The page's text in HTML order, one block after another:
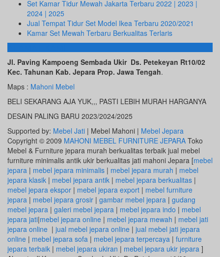
Set Kamar Tidur Mewah Jakarta Terbaru 2022 | 2023 |
2024 | 2025
Jual Tempat Tidur Set Model Ikea Terbaru 2020/2021
Kamar Set Mewah Terbaru Berkualitas Terlaris
ALAMAT KAMI
Jl. Paving Kampoeng Sembada Ukir Ds. Petekeyan Rt10/02
Kec. Tahunan Kab. Jepara Prop. Jawa Tengah.
Maps : Mahoni Mebel
BELI SEKARANG AJA YUK,,, PASTI LEBIH MURAH HARGANYA
DESAIN PALING BARU 2023/2024/2025
Supported by: Mebel Jati | Mebel Mahoni | Mebel Jepara
Copyright © 2009 MAHONI MEBEL FURNITURE JEPARA Toko
Mebel & Furniture jepara murah berkualitas terbaik jual mebel
furniture minimalis antik ukir berkualitas jati mahoni Jepara [mebel
jepara | mebel jepara minimalis | mebel jepara murah | mebel
jepara klasik | mebel jepara antik | mebel jepara berkualitas |
mebel jepara ekspor | mebel jepara export | mebel furniture
jepara | mebel jepara grosir | gambar mebel jepara | gudang
mebel jepara | galeri mebel jepara | mebel jepara indo | mebel
jepara jati|mebel jepara online | mebel jepara mewah | mebel jati
jepara online | jual mebel jepara online | jual mebel jati jepara
online | mebel jepara sofa | mebel jepara terpercaya | furniture
jepara terbaik | mebel jepara ukiran | mebel jepara ukir jepara ]